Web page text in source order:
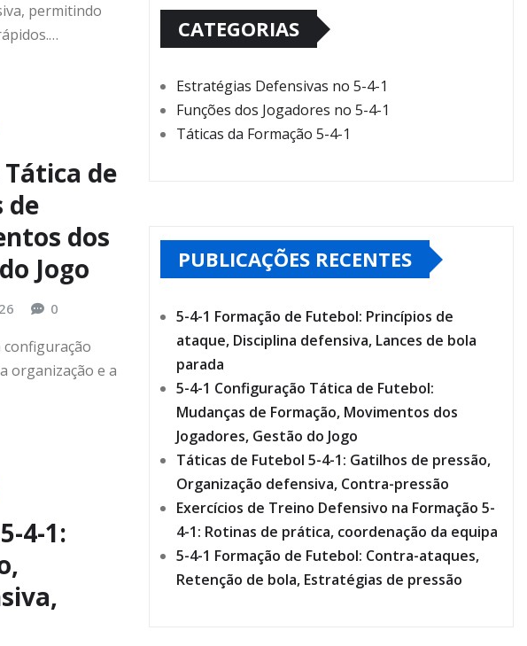
permitindo
de
de
dos
Jogo
0
organização e a
4-1:
CATEGORIAS
Estratégias Defensivas no 5-4-1
Funções dos Jogadores no 5-4-1
Táticas da Formação 5-4-1
PUBLICAÇÕES RECENTES
5-4-1 Formação de Futebol: Princípios de
ataque, Disciplina defensiva, Lances de bola
parada
5-4-1 Configuração Tática de Futebol:
Mudanças de Formação, Movimentos dos
Jogadores, Gestão do Jogo
Táticas de Futebol 5-4-1: Gatilhos de pressão,
Organização defensiva, Contra-pressão
Exercícios de Treino Defensivo na Formação 5-
4-1: Rotinas de prática, coordenação da equipa
5-4-1 Formação de Futebol: Contra-ataques,
Retenção de bola, Estratégias de pressão